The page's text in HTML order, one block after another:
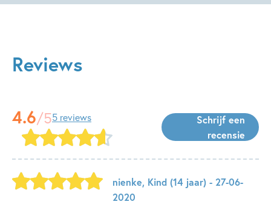
Reviews
4.6/55 reviews
Schrijf een
recensie
nienke, Kind (14 jaar) - 27-06-
2020